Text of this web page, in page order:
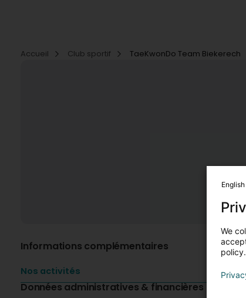
Accueil
Club sportif TaeKwonDo Team Biekerech
Informations complémentaires
Nos activités
Données administratives & financières
English
We
policy.